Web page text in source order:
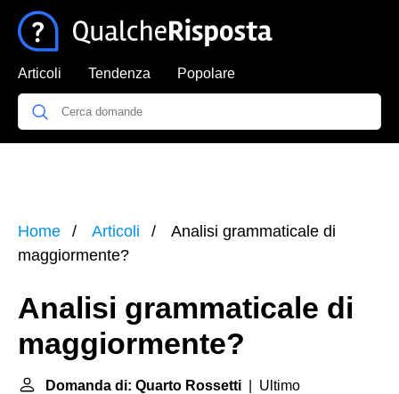
Articoli Tendenza Popolare
Home Articoli
Analisi grammaticale di
maggiormente?
Analisi grammaticale di
maggiormente?
Domanda di: Quarto Rossetti | Ultimo